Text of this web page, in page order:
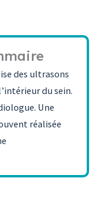
des ultrasons
du sein.
Une
réalisée